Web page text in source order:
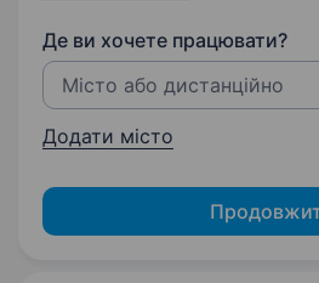
Де ви хочете працювати?
Додати місто